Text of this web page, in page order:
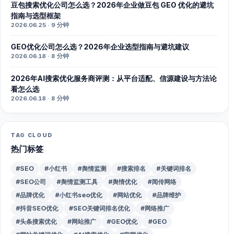
豆包搜索优化公司怎么选？2026年企业做豆包 GEO 优化的避坑
指南与选型框架
2026.06.25 · 9 分钟
GEO优化公司怎么选？2026年企业选型指南与避坑建议
2026.06.18 · 8 分钟
2026年AI搜索优化服务商评测：从平台适配、信源建设与方法论
看怎么选
2026.06.18 · 8 分钟
TAG CLOUD
热门标签
#SEO #小红书 #舆情监测 #搜索排名
#关键词排名
#SEO公司
#舆情监测工具 #舆情优化
#闻传网络
#品牌优化
#小红书seo优化 #网站优化
#品牌维护
#抖音SEO优化
#SEO关键词排名优化
#网络推广
#头条搜索优化
#网站推广 #GEO优化
#GEO